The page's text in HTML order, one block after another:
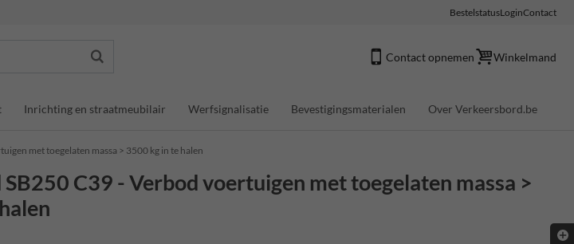
BestelstatusLoginContact
Contact opnemen Winkelmand
Inrichting en straatmeubilair Werfsignalisatie Bevestigingsmaterialen Over Verkeersbord.be
met toegelaten massa > 3500 kg in te halen
C39 - Verbod voertuigen met toegelaten massa >